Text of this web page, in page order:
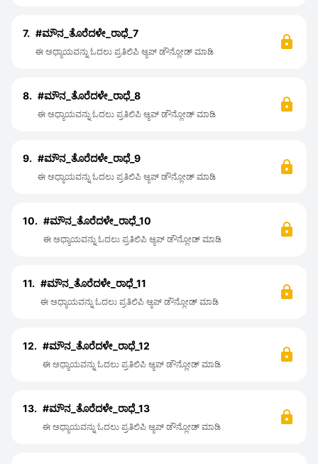
7. #ಮೌನ_ತೊರೆದಳೇ_ರಾಧೆ_7
ಈ ಅಧ್ಯಾಯವನ್ನು ಓದಲು ಪ್ರತಿಲಿಪಿ ಆ್ಯಪ್ ಡೌನ್ಲೋಡ್ ಮಾಡಿ
8. #ಮೌನ_ತೊರೆದಳೇ_ರಾಧೆ_8
ಈ ಅಧ್ಯಾಯವನ್ನು ಓದಲು ಪ್ರತಿಲಿಪಿ ಆ್ಯಪ್ ಡೌನ್ಲೋಡ್ ಮಾಡಿ
9. #ಮೌನ_ತೊರೆದಳೇ_ರಾಧೆ_9
ಈ ಅಧ್ಯಾಯವನ್ನು ಓದಲು ಪ್ರತಿಲಿಪಿ ಆ್ಯಪ್ ಡೌನ್ಲೋಡ್ ಮಾಡಿ
10. #ಮೌನ_ತೊರೆದಳೇ_ರಾಧೆ_10
ಈ ಅಧ್ಯಾಯವನ್ನು ಓದಲು ಪ್ರತಿಲಿಪಿ ಆ್ಯಪ್ ಡೌನ್ಲೋಡ್ ಮಾಡಿ
11. #ಮೌನ_ತೊರೆದಳೇ_ರಾಧೆ_11
ಈ ಅಧ್ಯಾಯವನ್ನು ಓದಲು ಪ್ರತಿಲಿಪಿ ಆ್ಯಪ್ ಡೌನ್ಲೋಡ್ ಮಾಡಿ
12. #ಮೌನ_ತೊರೆದಳೇ_ರಾಧೆ_12
ಈ ಅಧ್ಯಾಯವನ್ನು ಓದಲು ಪ್ರತಿಲಿಪಿ ಆ್ಯಪ್ ಡೌನ್ಲೋಡ್ ಮಾಡಿ
13. #ಮೌನ_ತೊರೆದಳೇ_ರಾಧೆ_13
ಈ ಅಧ್ಯಾಯವನ್ನು ಓದಲು ಪ್ರತಿಲಿಪಿ ಆ್ಯಪ್ ಡೌನ್ಲೋಡ್ ಮಾಡಿ